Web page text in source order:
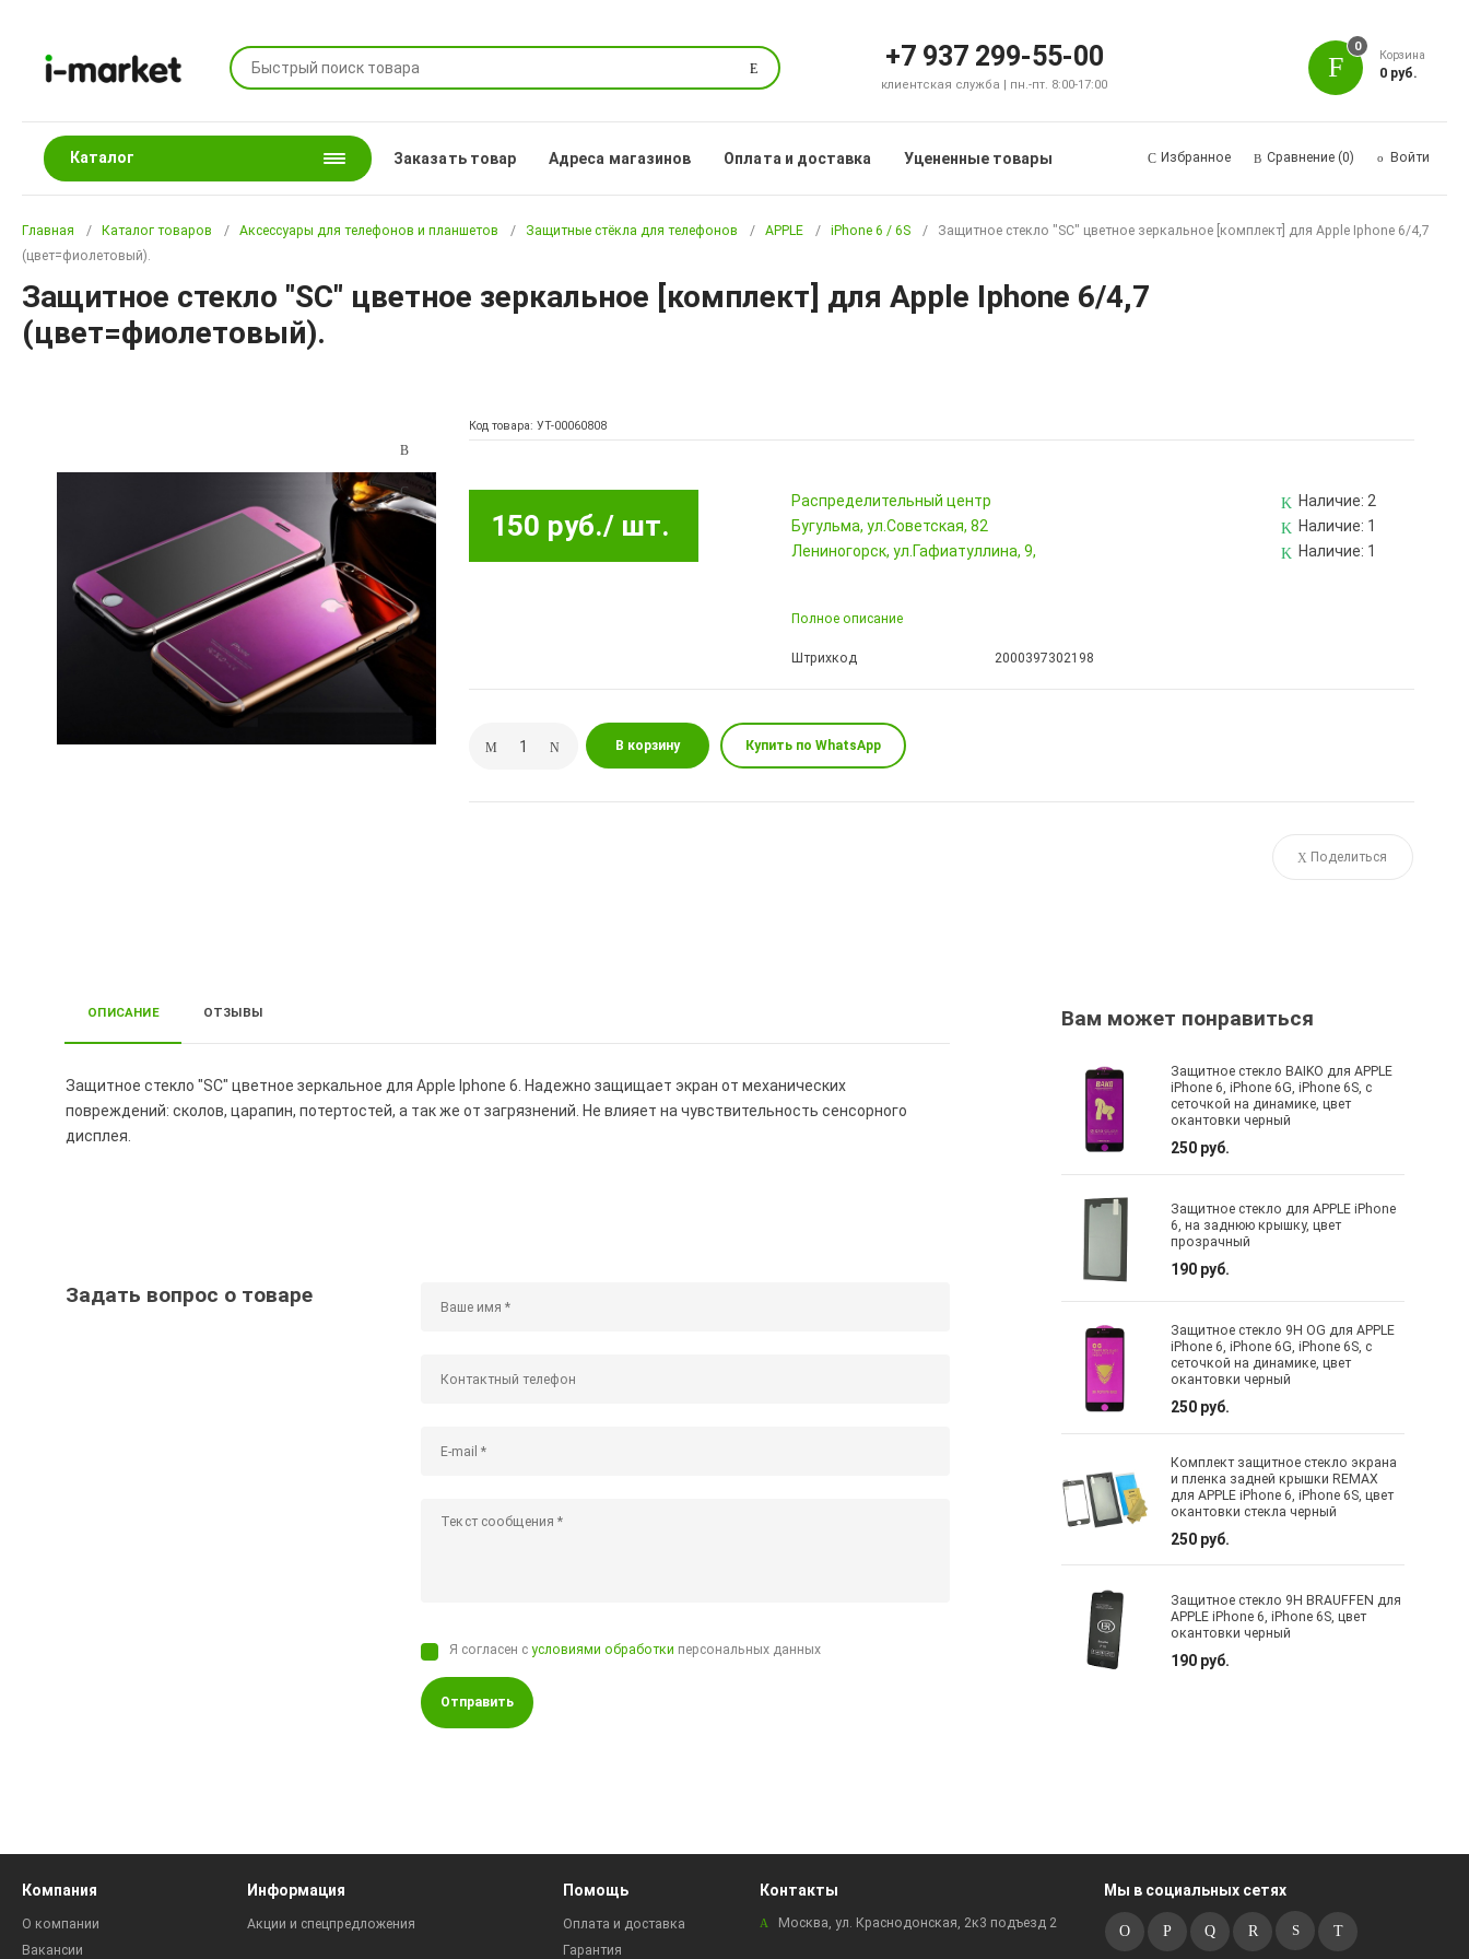
Поиск +7 937 299-55-00
клиентская служба | пн.-пт. 8:00-17:00
0
Корзина
0 руб.
Каталог Заказать товар Адреса магазинов Оплата и доставка Уцененные товары Избранное Сравнение (0) Войти
Главная Каталог товаров Аксессуары для телефонов и планшетов Защитные стёкла для телефонов APPLE iPhone 6 / 6S
Защитное стекло "SC" цветное зеркальное [комплект] для Apple Iphone 6/4,7
(цвет=фиолетовый).
Защитное стекло "SC" цветное зеркальное [комплект] для Apple Iphone 6/4,7
(цвет=фиолетовый).
Код товара: УТ-00060808
150 руб./ шт.
Pаспределительный центр Наличие: 2
Бугульма, ул.Советская, 82
Наличие: 1
Лениногорск, ул.Гафиатуллина, 9,
Наличие: 1
Полное описание
Штрихкод 2000397302198
В корзину Купить по WhatsApp
Поделиться
ОПИСАНИЕ ОТЗЫВЫ
Защитное стекло "SC" цветное зеркальное для Apple Iphone 6. Надежно защищает экран от механических
повреждений: сколов, царапин, потертостей, а так же от загрязнений. Не влияет на чувствительность сенсорного
дисплея.
Задать вопрос о товаре
Я согласен сусловиями обработки персональных данных
Отправить
Вам может понравиться
Защитное стекло BAIKO для APPLE
iPhone 6, iPhone 6G, iPhone 6S, с
сеточкой на динамике, цвет
окантовки черный
250 руб.
Защитное стекло для APPLE iPhone
6, на заднюю крышку, цвет
прозрачный
190 руб.
Защитное стекло 9H OG для APPLE
iPhone 6, iPhone 6G, iPhone 6S, с
сеточкой на динамике, цвет
окантовки черный
250 руб.
Комплект защитное стекло экрана
и пленка задней крышки REMAX
для APPLE iPhone 6, iPhone 6S, цвет
окантовки стекла черный
250 руб.
Защитное стекло 9H BRAUFFEN для
APPLE iPhone 6, iPhone 6S, цвет
окантовки черный
190 руб.
Компания
О компании
Вакансии
Информация
Акции и спецпредложения
Помощь
Оплата и доставка
Гарантия
Контакты
Москва, ул. Краснодонская, 2к3 подъезд 2
Мы в социальных сетях